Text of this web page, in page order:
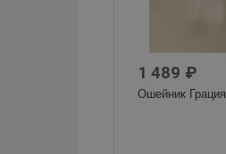
1 489 ₽
Ошейник Грация